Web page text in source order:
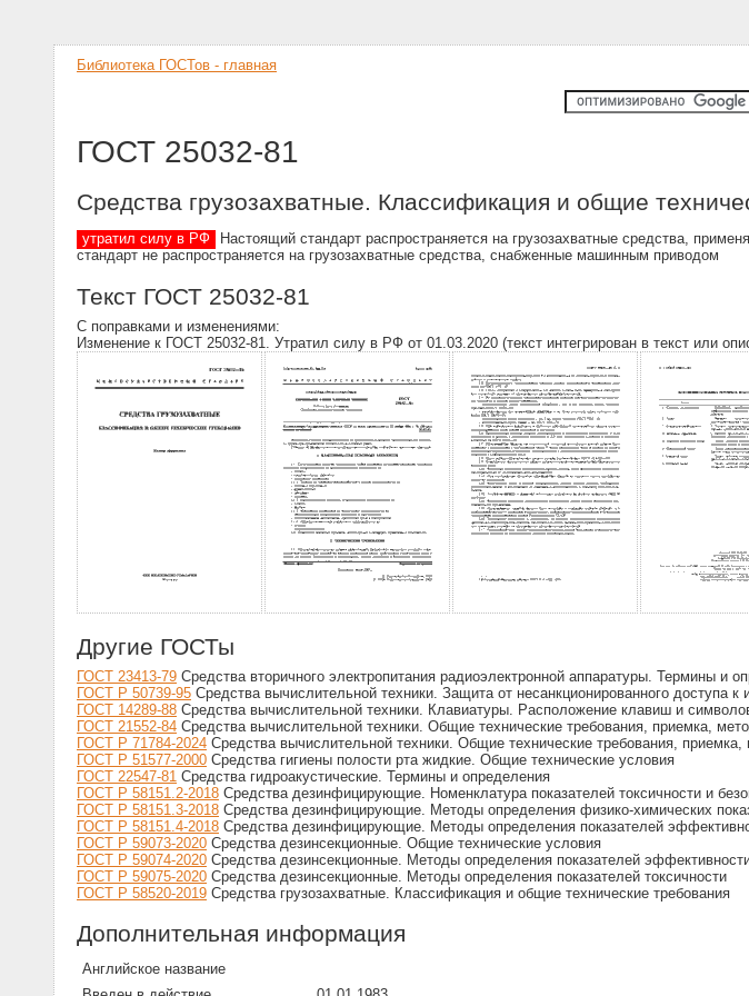
Библиотека ГОСТов - главная
ГОСТ 25032-81
Средства грузозахватные. Классификация и общие
утратил силу в РФ
Настоящий стандарт распространяется на грузозахватные средства,
стандарт не распространяется на грузозахватные средства, снабженные машинным приводом
Текст ГОСТ 25032-81
С поправками и изменениями:
Изменение к ГОСТ 25032-81. Утратил силу в РФ от 01.03.2020 (текст интегрирован в текст или
Другие ГОСТы
ГОСТ 23413-79 Средства вторичного электропитания радиоэлектронной аппаратуры. Термины и
ГОСТ Р 50739-95 Средства вычислительной техники. Защита от несанкционированного доступа
ГОСТ 14289-88 Средства вычислительной техники. Клавиатуры. Расположение клавиш и
ГОСТ 21552-84 Средства вычислительной техники. Общие технические требования, приемка,
ГОСТ Р 71784-2024 Средства вычислительной техники. Общие технические требования,
ГОСТ Р 51577-2000 Средства гигиены полости рта жидкие. Общие технические условия
ГОСТ 22547-81 Средства гидроакустические. Термины и определения
ГОСТ Р 58151.2-2018 Средства дезинфицирующие. Номенклатура показателей токсичности и
ГОСТ Р 58151.3-2018 Средства дезинфицирующие. Методы определения физико-химических
ГОСТ Р 58151.4-2018 Средства дезинфицирующие. Методы определения показателей
ГОСТ Р 59073-2020 Средства дезинсекционные. Общие технические условия
ГОСТ Р 59074-2020 Средства дезинсекционные. Методы определения показателей
ГОСТ Р 59075-2020 Средства дезинсекционные. Методы определения показателей токсичности
ГОСТ Р 58520-2019 Средства грузозахватные. Классификация и общие технические требования
Дополнительная информация
Английское название